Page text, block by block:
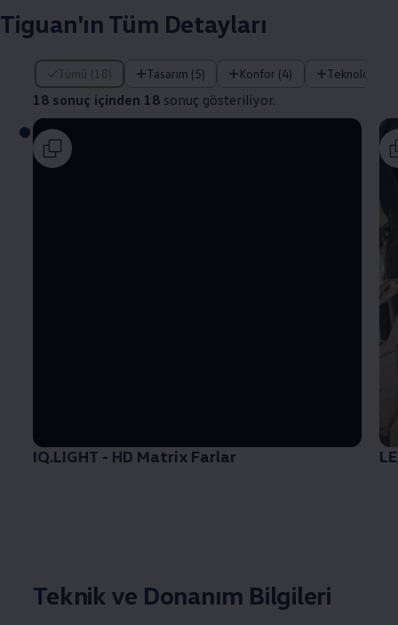
Tiguan'ın Tüm Detayları
Tümü (18) Tasarım (5) Konfor (4) Teknoloji (5)
18 sonuç içinden 18 sonuç gösteriliyor.
18 sonuç içinden 18 sonuç gösteriliyor.
IQ.LIGHT - HD Matrix Farlar
Teknik ve Donanım Bilgileri